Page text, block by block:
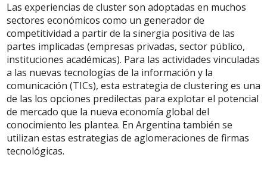
Las experiencias de cluster son adoptadas en muchos
sectores económicos como un generador de
competitividad a partir de la sinergia positiva de las
partes implicadas (empresas privadas, sector público,
instituciones académicas). Para las actividades vinculadas
a las nuevas tecnologías de la información y la
comunicación (TICs), esta estrategia de clustering es una
de las los opciones predilectas para explotar el potencial
de mercado que la nueva economía global del
conocimiento les plantea. En Argentina también se
utilizan estas estrategias de aglomeraciones de firmas
tecnológicas.